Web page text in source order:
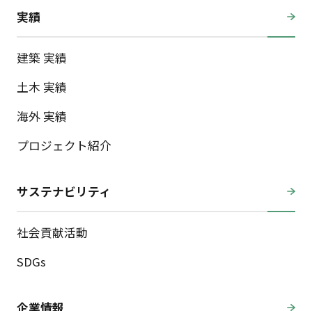
実績
建築 実績
土木 実績
海外 実績
プロジェクト紹介
サステナビリティ
社会貢献活動
SDGs